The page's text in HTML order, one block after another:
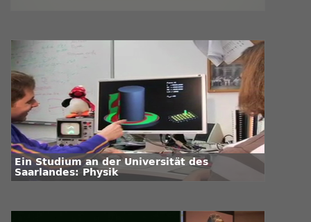
Ein Studium an der Universität des
Saarlandes: Physik